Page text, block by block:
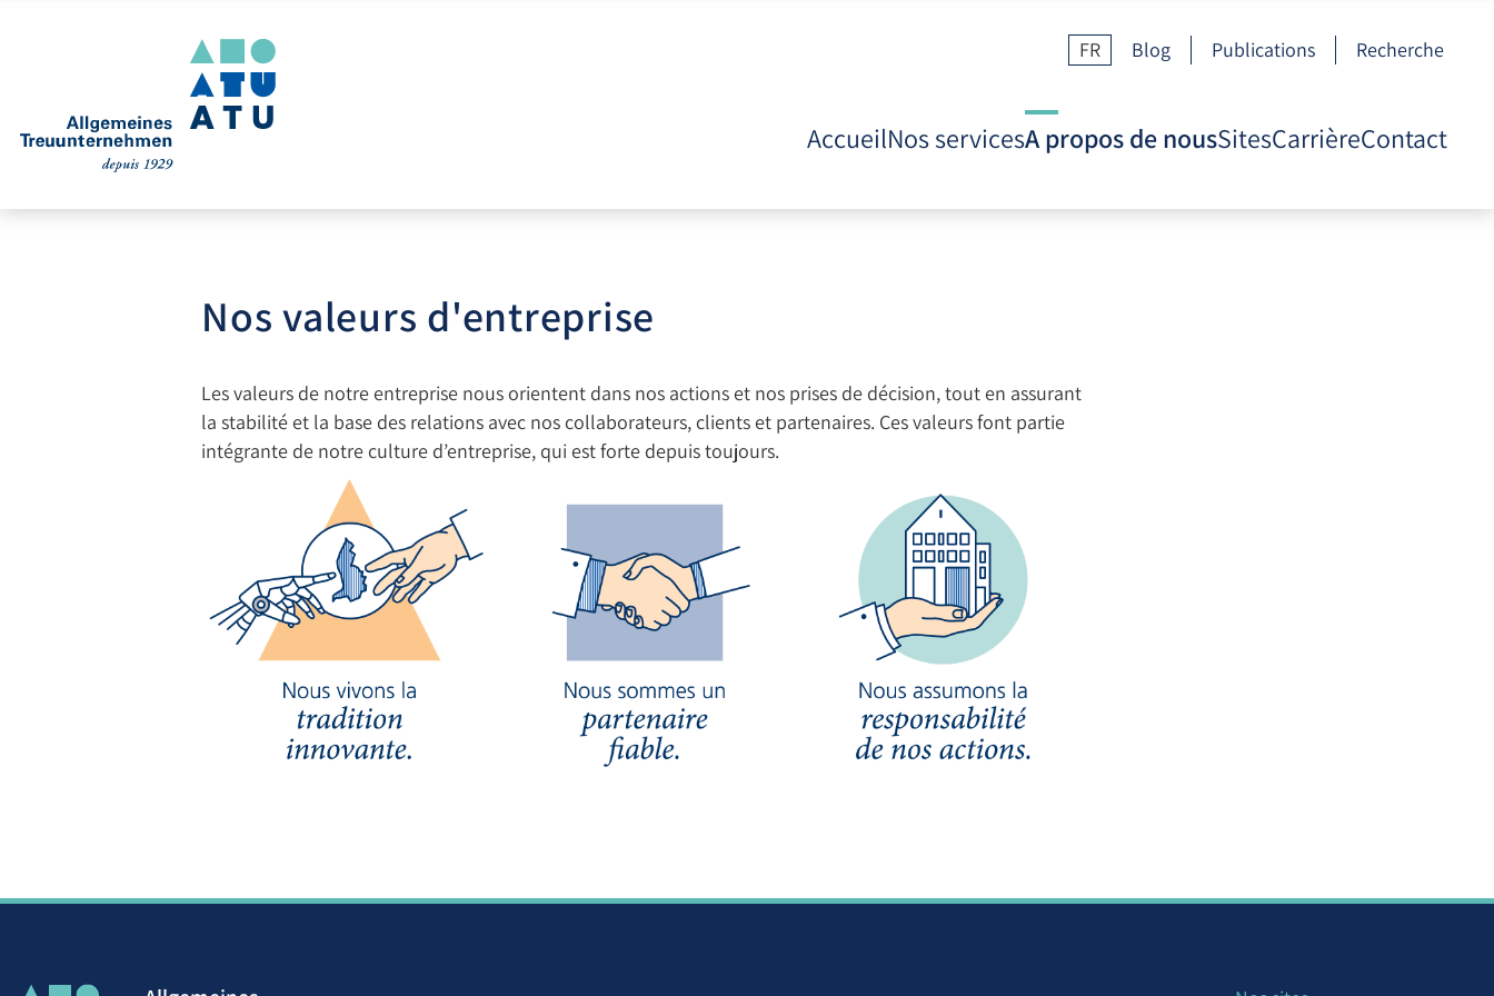
FR Blog Publications Recherche
AccueilNos servicesA propos de nousSitesCarrièreContact
Nos valeurs d'entreprise
Les valeurs de notre entreprise nous orientent dans nos actions et nos prises de décision, tout en assurant
la stabilité et la base des relations avec nos collaborateurs, clients et partenaires. Ces valeurs font partie
intégrante de notre culture d’entreprise, qui est forte depuis toujours.